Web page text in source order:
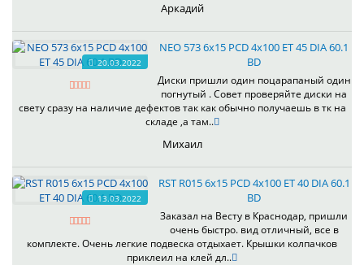
Аркадий
20.03.2022
NEO 573 6x15 PCD 4x100 ET 45 DIA 60.1
BD
Диски пришли один поцарапаный один
погнутый . Совет проверяйте диски на
свету сразу на наличие дефектов так как обычно получаешь в тк на
складе ,а там..
Михаил
13.03.2022
RST R015 6x15 PCD 4x100 ET 40 DIA 60.1
BD
Заказал на Весту в Краснодар, пришли
очень быстро. вид отличный, все в
комплекте. Очень легкие подвеска отдыхает. Крышки колпачков
приклеил на клей дл..